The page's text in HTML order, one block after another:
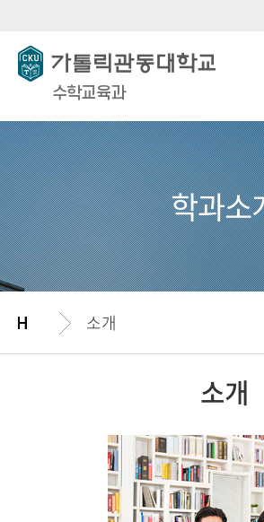
수학교육과
학과소
소개
소개